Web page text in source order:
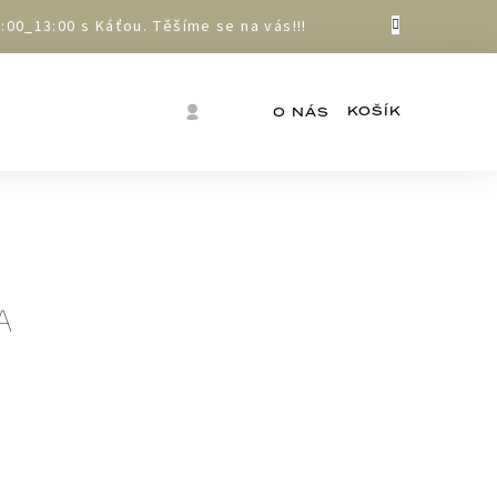
s Káťou. Těšíme se na vás!!!
Nákupní
O NÁS